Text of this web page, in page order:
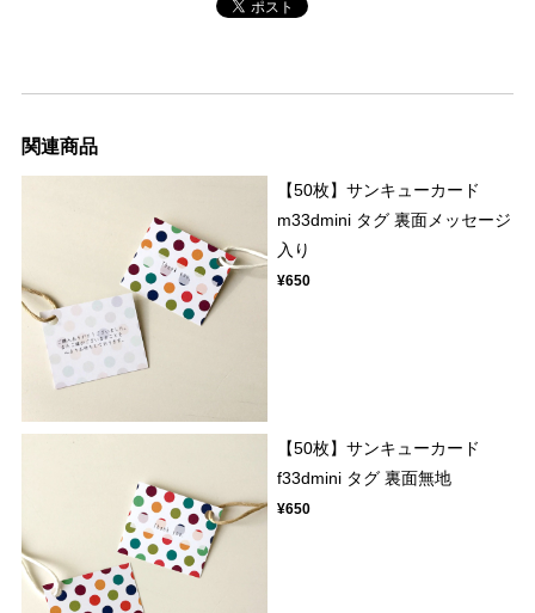
関連商品
【50枚】サンキューカード
m33dmini タグ 裏面メッセージ
入り
¥650
【50枚】サンキューカード
f33dmini タグ 裏面無地
¥650